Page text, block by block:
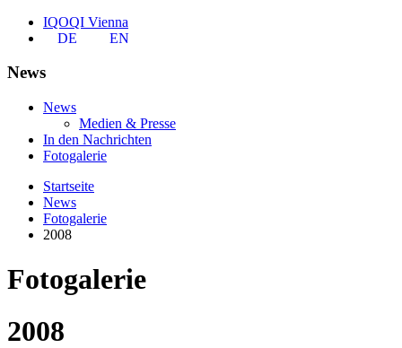
IQOQI Vienna
DE
EN
News
News
Medien & Presse
In den Nachrichten
Fotogalerie
Startseite
News
Fotogalerie
2008
Fotogalerie
2008